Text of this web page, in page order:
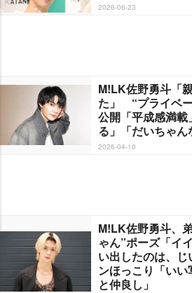
2026-06-23
M!LK佐野勇斗「
た」 “プライベ
公開「平成感満
る」「だいちゃん
2026-04-10
M!LK佐野勇斗、
ゃん”ポーズ「イ
い出したのは、
ンほっこり「い
と仲良し」